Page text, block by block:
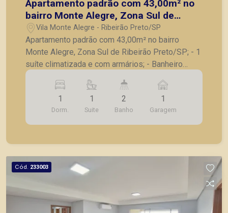
Apartamento padrão com 43,00m² no
bairro Monte Alegre, Zona Sul de
Ribeirão Preto/SP;
Vila Monte Alegre - Ribeirão Preto/SP
Apartamento padrão com 43,00m² no bairro
Monte Alegre, Zona Sul de Ribeirão Preto/SP; - 1
suíte climatizada e com armários; - Banheiro
social; - Sala com sofá, painel e tv; - Cozinha com
armários, fogão, microondas e geladeira; - Área
de serviços; - 1 vaga de garagem. A Piramid tem
como objetivo atender seus clientes com
agilidade e segurança, em locação, vendas de
Preto.
1
Dorm.
1
Suite
2
Banho
1
Garagem
Cód. 233003